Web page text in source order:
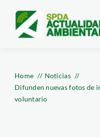
content
Home
Noticias
Difunden nuevas fotos de
voluntario